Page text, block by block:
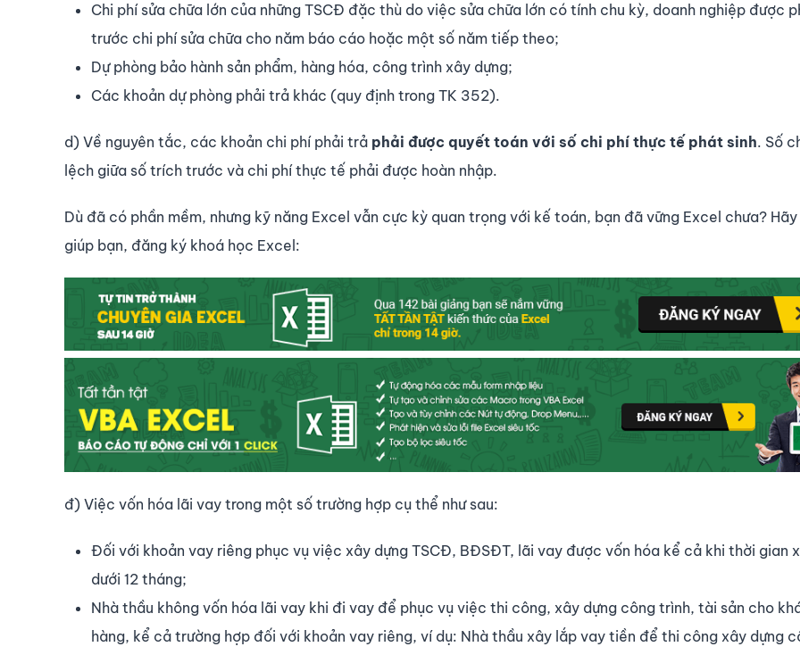
Chi phí sửa chữa lớn của những TSCĐ đặc thù do việc sửa chữa lớn có tính chu kỳ, doanh nghiệp được
trước chi phí sửa chữa cho năm báo cáo hoặc một số năm tiếp theo;
Dự phòng bảo hành sản phẩm, hàng hóa, công trình xây dựng;
Các khoản dự phòng phải trả khác (quy định trong TK 352).
d) Về nguyên tắc, các khoản chi phí phải trả phải được quyết toán với số chi phí thực tế phát sinh. Số
lệch giữa số trích trước và chi phí thực tế phải được hoàn nhập.
Dù đã có phần mềm, nhưng kỹ năng Excel vẫn cực kỳ quan trọng với kế toán, bạn đã vững Excel chưa?
giúp bạn, đăng ký khoá học Excel:
đ) Việc vốn hóa lãi vay trong một số trường hợp cụ thể như sau:
Đối với khoản vay riêng phục vụ việc xây dựng TSCĐ, BĐSĐT, lãi vay được vốn hóa kể cả khi thời gian
dưới 12 tháng;
Nhà thầu không vốn hóa lãi vay khi đi vay để phục vụ việc thi công, xây dựng công trình, tài sản cho
hàng, kể cả trường hợp đối với khoản vay riêng, ví dụ: Nhà thầu xây lắp vay tiền để thi công xây dựng